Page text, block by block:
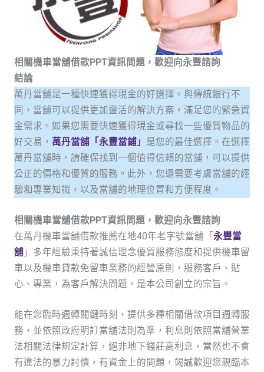
相關機車當舖借款PPT資訊問題，歡迎向永豐諮詢
結論
萬丹當舖是一種快速獲得現金的好選擇。與傳統銀行不
同，當舖可以提供更加靈活的解決方案，滿足您的緊急資
金需求。如果您需要快速獲得現金或尋找一些優質物品的
好交易， 萬丹當舖「永豐當鋪」 是您的最佳選擇。在選擇
萬丹當舖時，請確保找到一個值得信賴的當舖，可以提供
公正的價格和優質的服務。此外，您還需要考慮當舖的經
驗和專業知識，以及當舖的地理位置和方便程度。
相關機車當舖借款PPT資訊問題，歡迎向永豐諮詢
在萬丹機車當舖借款推薦在地40年老字號當舖「 永豐當
舖」多年經驗秉持著誠信理念優質服務態度和提供機車留
車以及機車貸款免留車業務的經營原則，服務客戶、貼
心、專業，為客戶解決問題，是本公司創立的宗旨。
能在您臨時週轉關鍵時刻，提供多種相關借款項目週轉服
務，並依照政府明訂當舖法則為準，利息則依照當舖營業
法相關法律規定計算，絕非地下錢莊高利息，當然也不會
有違法的暴力討債，有資金上的問題，竭誠歡迎您親臨本